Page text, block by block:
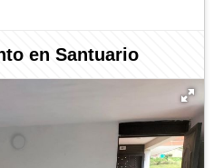
en Santuario